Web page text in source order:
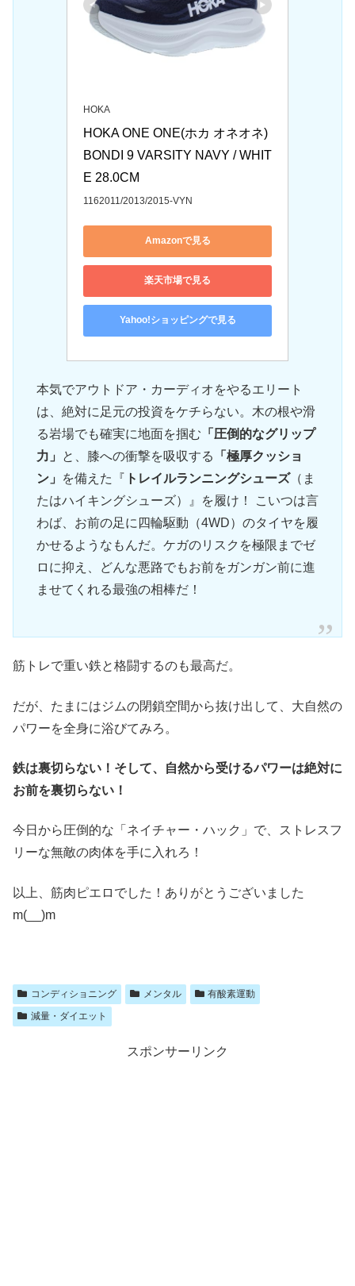
HOKA
HOKA ONE ONE(ホカ オネオネ)
BONDI 9 VARSITY NAVY / WHIT
E 28.0CM
1162011/2013/2015-VYN
Amazonで見る
楽天市場で見る
Yahoo!ショッピングで見る
本気でアウトドア・カーディオをやるエリート
は、絶対に足元の投資をケチらない。木の根や滑
る岩場でも確実に地面を掴む 「圧倒的なグリップ
力」
と、膝への衝撃を吸収する
「極厚クッショ
ン」
を備えた『 トレイルランニングシューズ（ま
たはハイキングシューズ）』を履け！ こいつは言
わば、お前の足に四輪駆動（4WD）のタイヤを履
かせるようなもんだ。ケガのリスクを極限までゼ
ロに抑え、どんな悪路でもお前をガンガン前に進
ませてくれる最強の相棒だ！
筋トレで重い鉄と格闘するのも最高だ。
だが、たまにはジムの閉鎖空間から抜け出して、大自然の
パワーを全身に浴びてみろ。
鉄は裏切らない！そして、自然から受けるパワーは絶対に
お前を裏切らない！
今日から圧倒的な「ネイチャー・ハック」で、ストレスフ
リーな無敵の肉体を手に入れろ！
以上、筋肉ピエロでした！ありがとうございました
m(__)m
コンディショニング メンタル
有酸素運動
減量・ダイエット
スポンサーリンク